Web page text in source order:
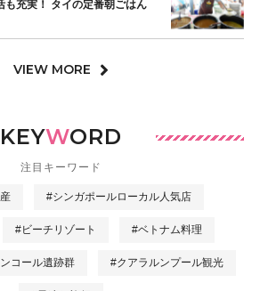
も充実！ タイの定番朝ごはん
VIEW MORE
KEYWORD
注目キーワード
#シンガポールローカル人気店
#ビーチリゾート #ベトナム料理
コール遺跡群 #クアラルンプール観光